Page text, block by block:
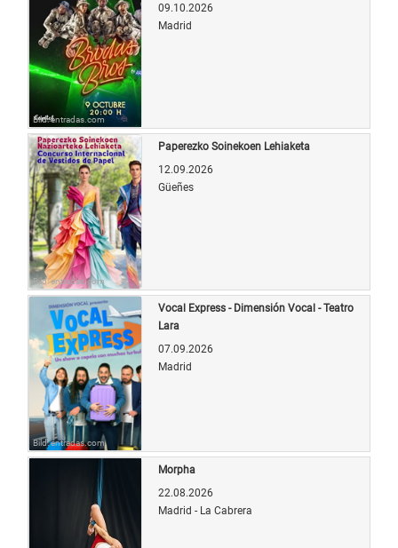
Bild: entradas.com
09.10.2026
Madrid
Bild: entradas.com
Paperezko Soinekoen Lehiaketa
12.09.2026
Güeñes
Bild: entradas.com
Vocal Express - Dimensión Vocal - Teatro
Lara
07.09.2026
Madrid
Morpha
22.08.2026
Madrid - La Cabrera